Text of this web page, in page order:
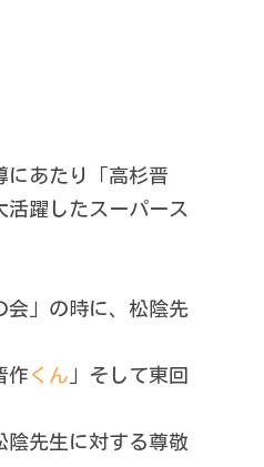
にあたり「高杉晋
躍したスーパース
会」の時に、松陰先
作 くん 」そして東回
陰先生に対する尊敬